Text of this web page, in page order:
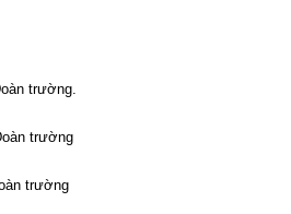
trường.
trường
trường